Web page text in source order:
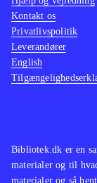
Bibliotek.dk er en
materialer og til
materialer og så
Kontakt os
Privatlivspolitik
Leverandører
English